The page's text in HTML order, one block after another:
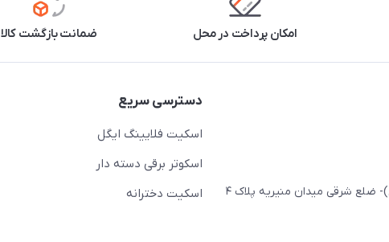
امکان پرداخت در محل ضمانت بازگشت کالا
تهران-خیابان ولیعصر (عج)- ضلع شرقی میدان منیریه پلاک ۴
دسترسی سریع
اسکیت فلایینگ ایگل
اسکوتر برقی دسته دار
اسکیت دخترانه